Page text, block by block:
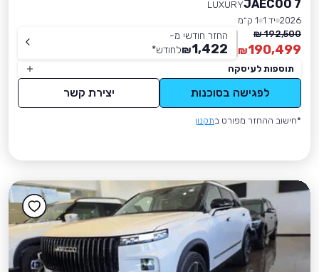
JAECOO 7
LUXURY
2026 יד 1
1 ק״מ
192,500 ₪
190,499
₪
החזר חודשי מ-
1,422
₪לחודש*
תוספות לעיסקה
לפגישה בסוכנות יצירת קשר
*חישוב ההחזר מפורט בתקנון